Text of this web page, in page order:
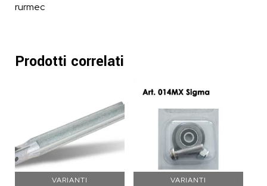
rurmec
Prodotti correlati
VARIANTI VARIANTI